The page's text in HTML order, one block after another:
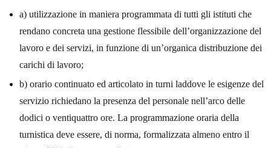
a) utilizzazione in maniera programmata di tutti gli istituti che
rendano concreta una gestione flessibile dell’organizzazione del
lavoro e dei servizi, in funzione di un’organica distribuzione dei
carichi di lavoro;
b) orario continuato ed articolato in turni laddove le esigenze del
servizio richiedano la presenza del personale nell’arco delle
dodici o ventiquattro ore. La programmazione oraria della
turnistica deve essere, di norma, formalizzata almeno entro il